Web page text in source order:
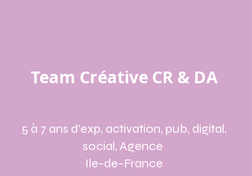
Team Créative CR & DA
5 à 7 ans d'exp, activation, pub, digital,
social, Agence
Ile-de-France